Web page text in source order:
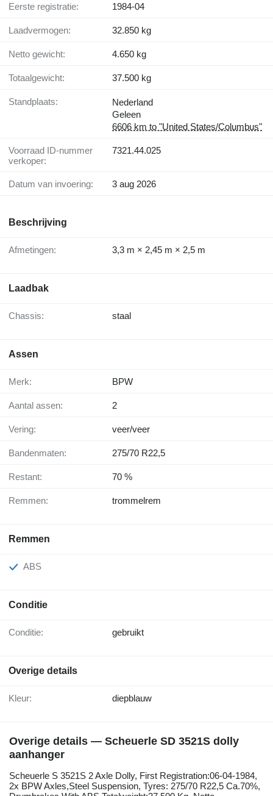
Eerste registratie: 1984-04
Laadvermogen: 32.850 kg
Netto gewicht: 4.650 kg
Totaalgewicht: 37.500 kg
Standplaats:
Nederland
Geleen
6606 km to "United States/Columbus"
Voorraad ID-nummer
verkoper:
7321.44.025
Datum van invoering: 3 aug 2026
Beschrijving
Afmetingen: 3,3 m × 2,45 m × 2,5 m
Laadbak
Chassis: staal
Assen
Merk: BPW
Aantal assen: 2
Vering: veer/veer
Bandenmaten: 275/70 R22,5
Restant: 70 %
Remmen: trommelrem
Remmen
ABS
Conditie
Conditie: gebruikt
Overige details
Kleur: diepblauw
Overige details — Scheuerle SD 3521S dolly
aanhanger
Scheuerle S 3521S 2 Axle Dolly, First Registration:06-04-1984,
2x BPW Axles,Steel Suspension, Tyres: 275/70 R22,5 Ca.70%,